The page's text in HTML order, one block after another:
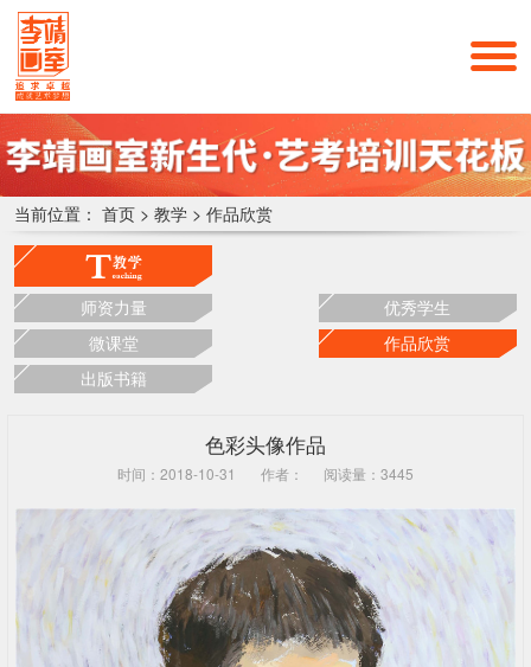
当前位置： 首页 > 教学 > 作品欣赏
师资力量
优秀学生
微课堂
作品欣赏
出版书籍
色彩头像作品
时间：2018-10-31 作者： 阅读量：3445